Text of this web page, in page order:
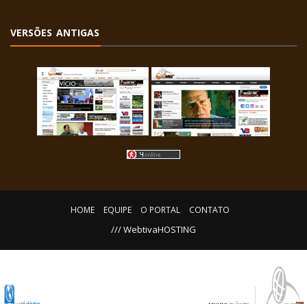
VERSÕES ANTIGAS
HOME EQUIPE O PORTAL CONTATO
/// WebtivaHOSTING